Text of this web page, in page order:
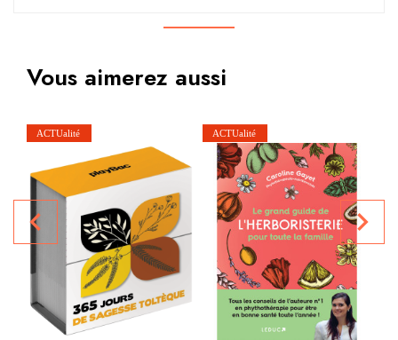
Vous aimerez aussi
navigate_before navigate_next